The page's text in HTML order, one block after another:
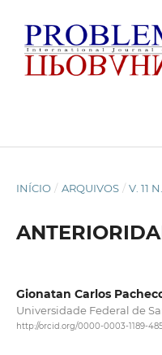
INÍCIO / ARQUIVOS / V. 11
Gionatan Carlos
Universidade Federal de
http://orcid.org/0000-0003-1189-